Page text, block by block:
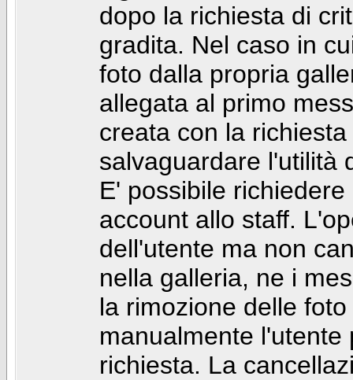
dopo la richiesta di
gradita. Nel caso in
foto dalla propria
allegata al primo
creata con la
salvaguardare l'utilità
E' possibile
account allo staff.
dell'utente ma non
nella galleria, ne i
la rimozione delle
manualmente
richiesta. La